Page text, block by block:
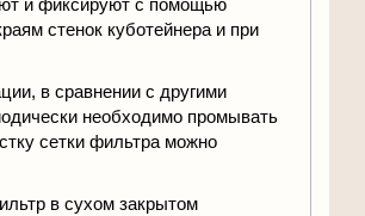
и фиксируют с помощью
стенок куботейнера и при
в сравнении с другими
необходимо промывать
сетки фильтра можно
в сухом закрытом